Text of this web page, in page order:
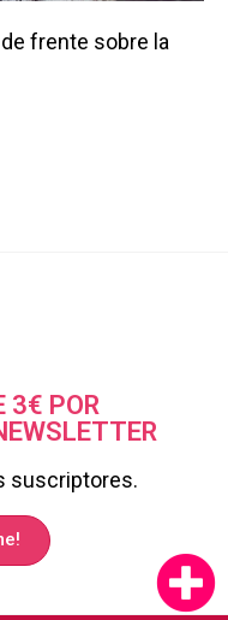
frente sobre la
3€ POR
suscriptores.